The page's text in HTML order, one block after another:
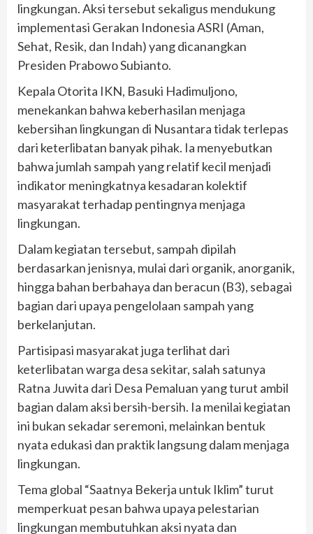
lingkungan. Aksi tersebut sekaligus mendukung
implementasi Gerakan Indonesia ASRI (Aman,
Sehat, Resik, dan Indah) yang dicanangkan
Presiden Prabowo Subianto.
Kepala Otorita IKN, Basuki Hadimuljono,
menekankan bahwa keberhasilan menjaga
kebersihan lingkungan di Nusantara tidak terlepas
dari keterlibatan banyak pihak. Ia menyebutkan
bahwa jumlah sampah yang relatif kecil menjadi
indikator meningkatnya kesadaran kolektif
masyarakat terhadap pentingnya menjaga
lingkungan.
Dalam kegiatan tersebut, sampah dipilah
berdasarkan jenisnya, mulai dari organik, anorganik,
hingga bahan berbahaya dan beracun (B3), sebagai
bagian dari upaya pengelolaan sampah yang
berkelanjutan.
Partisipasi masyarakat juga terlihat dari
keterlibatan warga desa sekitar, salah satunya
Ratna Juwita dari Desa Pemaluan yang turut ambil
bagian dalam aksi bersih-bersih. Ia menilai kegiatan
ini bukan sekadar seremoni, melainkan bentuk
nyata edukasi dan praktik langsung dalam menjaga
lingkungan.
Tema global “Saatnya Bekerja untuk Iklim” turut
memperkuat pesan bahwa upaya pelestarian
lingkungan membutuhkan aksi nyata dan